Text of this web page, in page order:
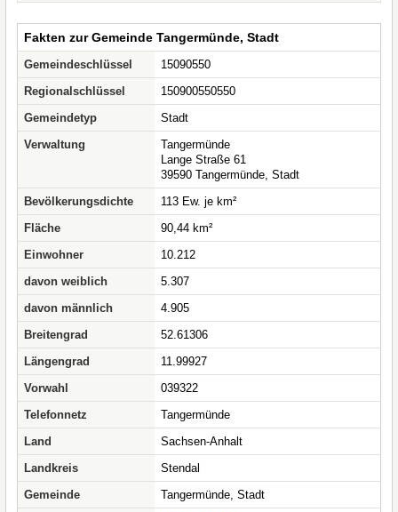
Fakten zur Gemeinde Tangermünde, Stadt
Gemeindeschlüssel
15090550
Regionalschlüssel
150900550550
Gemeindetyp
Stadt
Verwaltung
Tangermünde
Lange Straße 61
39590 Tangermünde, Stadt
Bevölkerungsdichte
113 Ew. je km²
Fläche
90,44 km²
Einwohner
10.212
davon weiblich
5.307
davon männlich
4.905
Breitengrad
52.61306
Längengrad
11.99927
Vorwahl
039322
Telefonnetz
Tangermünde
Land
Sachsen-Anhalt
Landkreis
Stendal
Gemeinde
Tangermünde, Stadt